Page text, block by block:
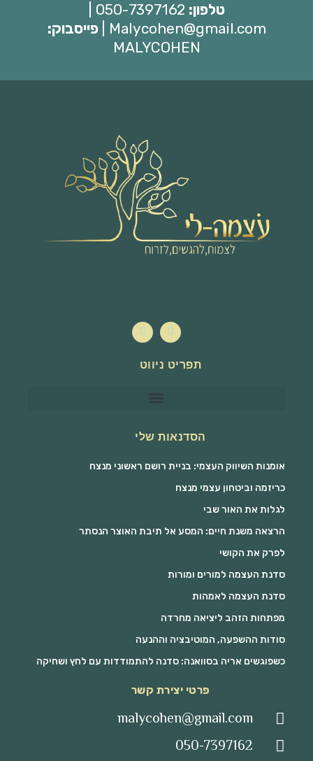
טלפון:
Malycohen@gmail.com |
פייסבוק:
MALYCOHEN
תפריט ניווט
הסדנאות שלי
אומנות השיווק העצמי: בניית רושם ראשוני מנצח
כריזמה וביטחון עצמי מנצח
לגלות את האור שבי
הרצאה משנת חיים: המסע אל תיבת האוצר הנסתר
לפרק את הקושי
סדנת העצמה למורים ומורות
סדנת העצמה לאמהות
מפתחות הזהב ליציאה מחרדה
סודות ההשפעה, המוטיבציה וההנעה
כשפוגשים אריה בסוואנה: סדנה להתמודדות עם לחץ ושחיקה
פרטי יצירת קשר
malycohen@gmail.com
050-7397162